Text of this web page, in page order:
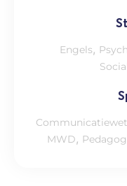
Engels,
MWD,